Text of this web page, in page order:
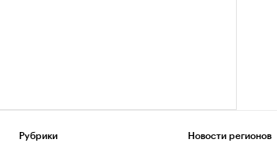
Рубрики Новости регионов